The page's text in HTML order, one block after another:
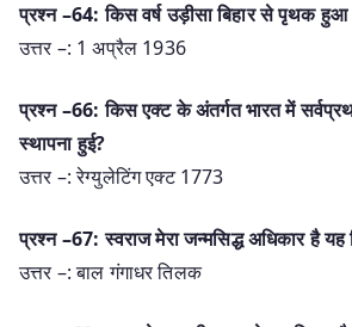
प्रश्न –64: किस वर्ष उड़ीसा बिहार से पृथक हुआ
उत्तर –: 1 अप्रैल 1936
प्रश्न –66: किस एक्ट के अंतर्गत भारत में
स्थापना हुई?
उत्तर –: रेग्युलेटिंग एक्ट 1773
प्रश्न –67: स्वराज मेरा जन्मसिद्ध अधिकार है
उत्तर –: बाल गंगाधर तिलक